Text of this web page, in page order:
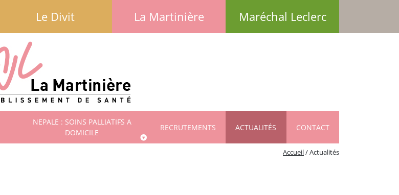
Le Divit La Martinière Maréchal Leclerc
NEPALE : SOINS PALLIATIFS A
DOMICILE
RECRUTEMENTS ACTUALITÉS CONTACT
Accueil/Actualités